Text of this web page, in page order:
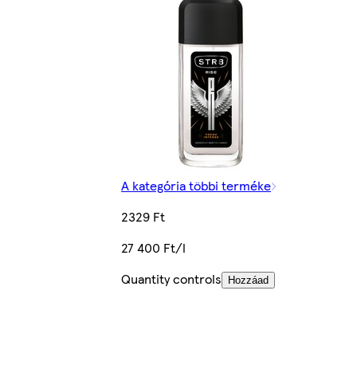
A kategória többi terméke
2329 Ft
27 400 Ft/l
Quantity controls
Hozzáad